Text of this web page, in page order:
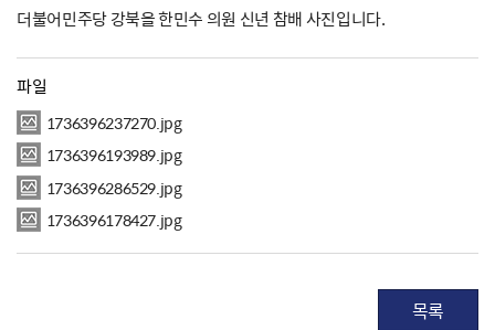
더불어민주당 강북을 한민수 의원 신년 참배 사진입니다.
파일
1736396237270.jpg
1736396193989.jpg
1736396286529.jpg
1736396178427.jpg
목록